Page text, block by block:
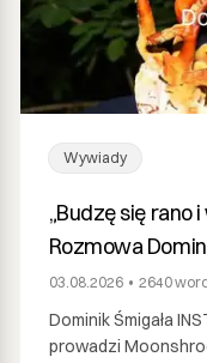
Wywiady
„Budzę się rano
Rozmowa
Moonshrooms
03.08.2026 • 2640
Dominik Śmigała
prowadzi